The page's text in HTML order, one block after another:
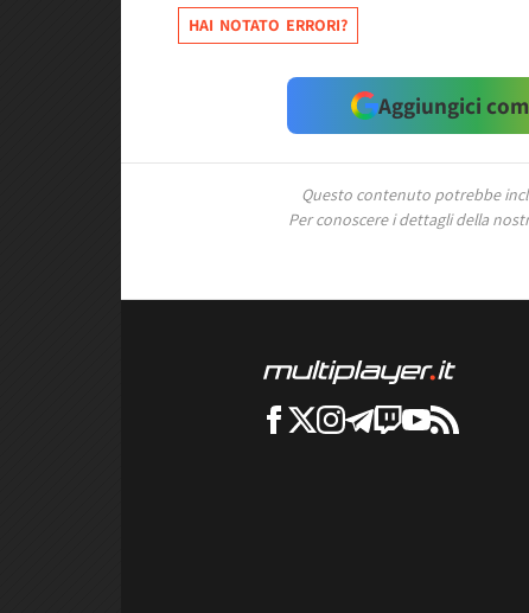
HAI NOTATO ERRORI?
Aggiungici
Questo contenuto potrebbe
Per conoscere i dettagli della